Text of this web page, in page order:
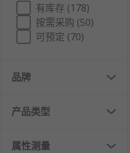
中。
过程仪表应用场
化工行业：在化工生
化工行业的主流。
食品行业：在
制药行业：在
电力行业：在
有库存 (178)
按需采购 (50)
可预定 (70)
品牌
产品类型
属性测量